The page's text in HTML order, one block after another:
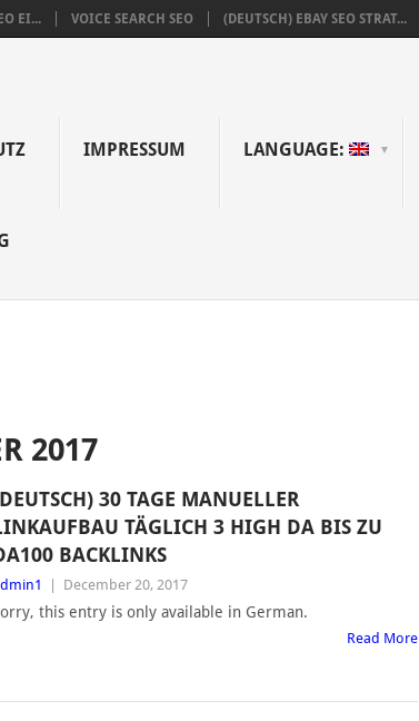
EI... VOICE SEARCH SEO (DEUTSCH) EBAY SEO STRAT...
IMPRESSUM LANGUAGE:
2017
30 TAGE MANUELLER
TÄGLICH 3 HIGH DA BIS ZU
BACKLINKS
December 20, 2017
this entry is only available in German.
Read More